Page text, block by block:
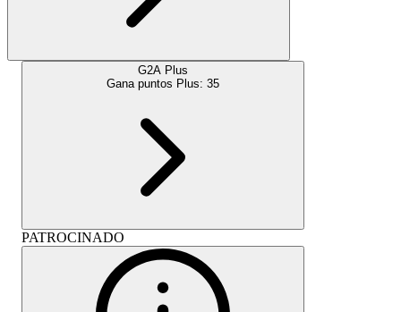
G2A Plus
Gana puntos Plus: 35
PATROCINADO